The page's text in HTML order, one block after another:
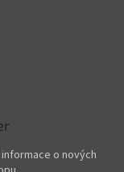
o nových